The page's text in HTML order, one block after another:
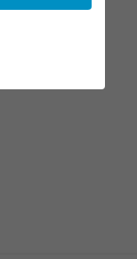
집, 약세장
달러어치 사